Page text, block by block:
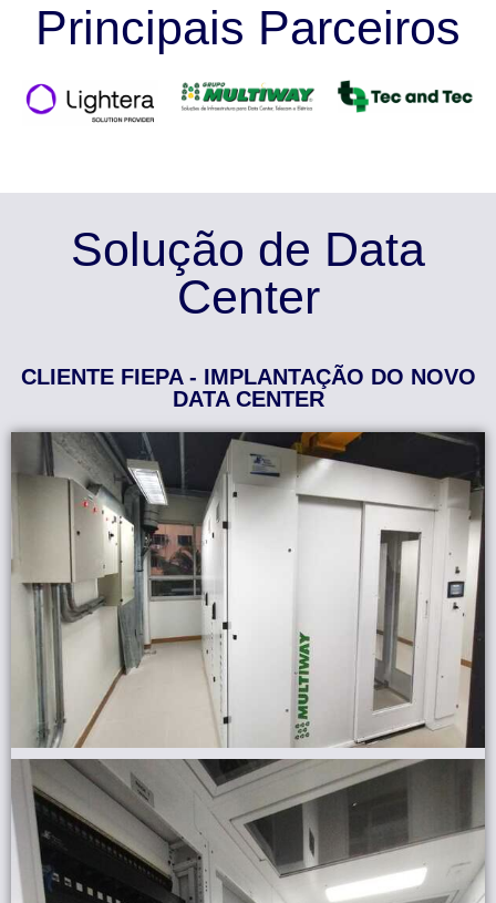
Principais Parceiros
Solução de Data
Center
CLIENTE FIEPA - IMPLANTAÇÃO DO NOVO
DATA CENTER